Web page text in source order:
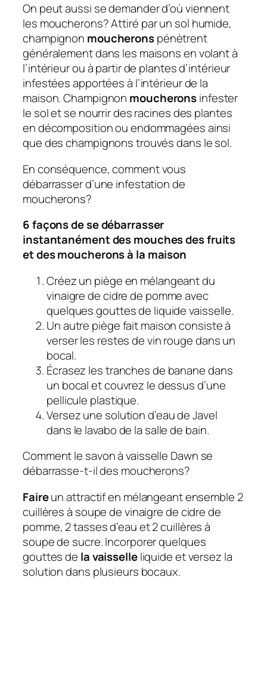
On peut aussi se demander d’où viennent
les moucherons?Attiré par un sol humide,
champignon moucheronspénètrent
généralement dans les maisons en volant à
l’intérieur ou à partir de plantes d’intérieur
infestées apportées à l’intérieur de la
maison. Champignon moucheronsinfester
le sol et se nourrir des racines des plantes
en décomposition ou endommagées ainsi
que des champignons trouvés dans le sol.
En conséquence, comment vous
débarrasser d’une infestation de
moucherons?
6 façons de se débarrasser
instantanément des mouches des fruits
et des moucherons à la maison
Créez un piège en mélangeant du
vinaigre de cidre de pomme avec
quelques gouttes de liquide vaisselle.
Un autre piège fait maison consiste à
verser les restes de vin rouge dans un
bocal.
Écrasez les tranches de banane dans
un bocal et couvrez le dessus d’une
pellicule plastique.
Versez une solution d’eau de Javel
dans le lavabo de la salle de bain.
Comment le savon à vaisselle Dawn se
débarrasse-t-il des moucherons?
Faireun attractif en mélangeant ensemble 2
cuillères à soupe de vinaigre de cidre de
pomme, 2 tasses d’eau et 2 cuillères à
soupe de sucre. Incorporer quelques
gouttes de la vaisselleliquide et versez la
solution dans plusieurs bocaux.